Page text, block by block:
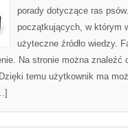
porady dotyczące ras
początkujących, w którym
użyteczne źródło wiedzy.
Na stronie można znaleźć
temu użytkownik ma